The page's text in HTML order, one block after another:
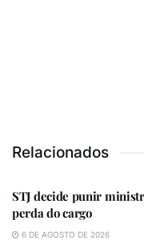
Agevisa celebra Dia
Relacionados
STJ decide punir
perda do cargo
6 DE AGOSTO DE 2026